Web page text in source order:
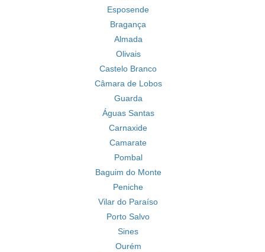
Esposende
Bragança
Almada
Olivais
Castelo Branco
Câmara de Lobos
Guarda
Águas Santas
Carnaxide
Camarate
Pombal
Baguim do Monte
Peniche
Vilar do Paraíso
Porto Salvo
Sines
Ourém